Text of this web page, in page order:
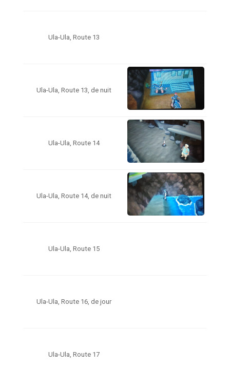
Ula-Ula, Route 13
Ula-Ula, Route 13, de nuit
Ula-Ula, Route 14
Ula-Ula, Route 14, de nuit
Ula-Ula, Route 15
Ula-Ula, Route 16, de jour
Ula-Ula, Route 17